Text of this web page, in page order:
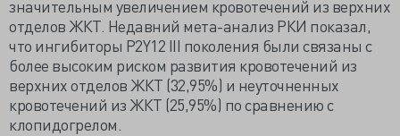
значительным увеличением кровотечений из верхних
отделов ЖКТ. Недавний мета-анализ РКИ показал,
что ингибиторы P2Y12 III поколения были связаны с
более высоким риском развития кровотечений из
верхних отделов ЖКТ (32,95%) и неуточненных
кровотечений из ЖКТ (25,95%) по сравнению с
клопидогрелом.